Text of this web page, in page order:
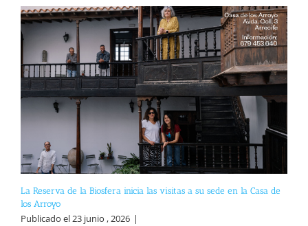
La Reserva de la Biosfera inicia las visitas a su sede en la Casa de
los Arroyo
Publicado el 23 junio , 2026 |